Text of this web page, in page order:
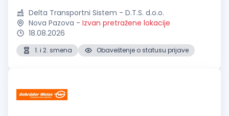
Delta Transportni Sistem - D.T.S. d.o.o.
Nova Pazova - Izvan pretražene lokacije
18.08.2026
1. i 2. smena Obaveštenje o statusu prijave